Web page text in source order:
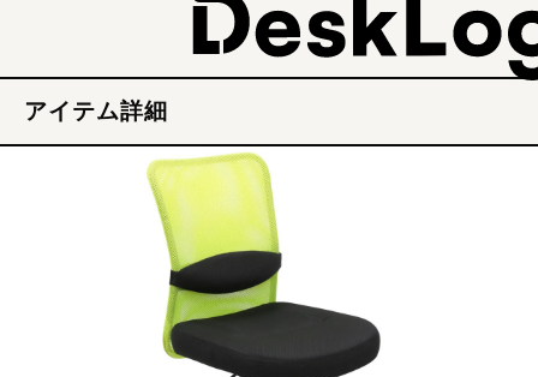
アイテム詳細